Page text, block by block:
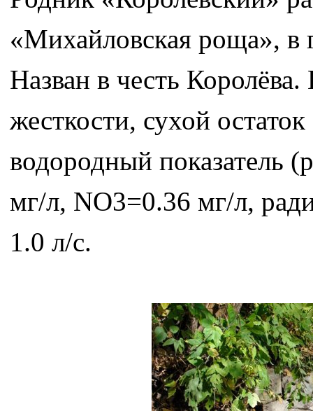
«Михайловская роща», в
Назван в честь
жесткости, сухой
водородный показатель
мг/л, NO3=0.36 мг/л,
1.0 л/с.